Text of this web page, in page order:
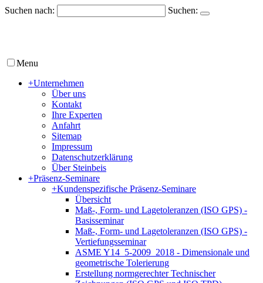
Suchen nach: Suchen:
Menu
+Unternehmen
Über uns
Kontakt
Ihre Experten
Anfahrt
Sitemap
Impressum
Datenschutzerklärung
Über Steinbeis
+Präsenz-Seminare
+Kundenspezifische Präsenz-Seminare
Übersicht
Maß-, Form- und Lagetoleranzen (ISO GPS) -
Basisseminar
Maß-, Form- und Lagetoleranzen (ISO GPS) -
Vertiefungsseminar
ASME Y14_5-2009_2018 - Dimensionale und
geometrische Tolerierung
Erstellung normgerechter Technischer